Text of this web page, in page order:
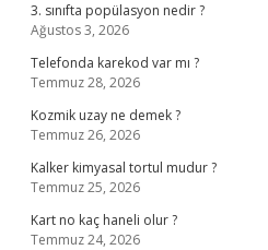
3. sınıfta popülasyon nedir ?
Ağustos 3, 2026
Telefonda karekod var mı ?
Temmuz 28, 2026
Kozmik uzay ne demek ?
Temmuz 26, 2026
Kalker kimyasal tortul mudur ?
Temmuz 25, 2026
Kart no kaç haneli olur ?
Temmuz 24, 2026